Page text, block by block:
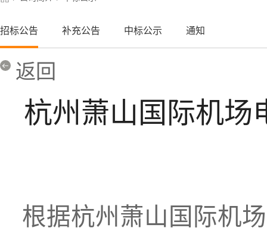
招标公告 补充公告 中标公示 通知
返回
杭州萧山国际机场
根据杭州萧山国际机